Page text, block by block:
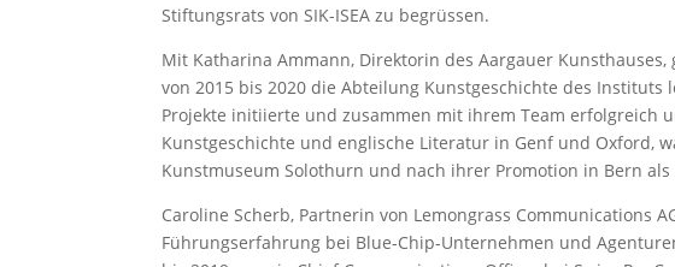
Stiftungsrats von SIK-ISEA zu begrüssen.
Mit Katharina Ammann, Direktorin des Aargauer Kunsthauses,
von 2015 bis 2020 die Abteilung Kunstgeschichte des
Projekte initiierte und zusammen mit ihrem Team erfolgreich
Kunstgeschichte und englische Literatur in Genf und Oxford,
Kunstmuseum Solothurn und nach ihrer Promotion in Bern
Caroline Scherb, Partnerin von Lemongrass Communications
Führungserfahrung bei Blue-Chip-Unternehmen und